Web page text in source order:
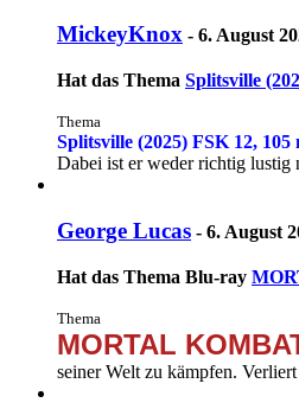
MickeyKnox - 6. August
Hat das Thema Splitsville
Thema
Splitsville (2025) FSK 12, 105
Dabei ist er weder richtig
George Lucas - 6. August
Hat das Thema Blu-ray
Thema
MORTAL
seiner Welt zu kämpfen.